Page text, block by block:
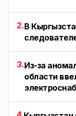
2.В
3.Из-за
области